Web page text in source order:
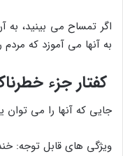
اگر تمساح می بینید، به
به آنها می آموزد که
کفتار جزء
جایی که آنها را می توان
ویژگی های قابل توجه: